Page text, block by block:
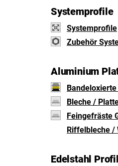
Systemprofile
Systemprofile
Zubehör
Aluminium
Bleche /
Feingefräste
Riffelbleche /
Edelstahl